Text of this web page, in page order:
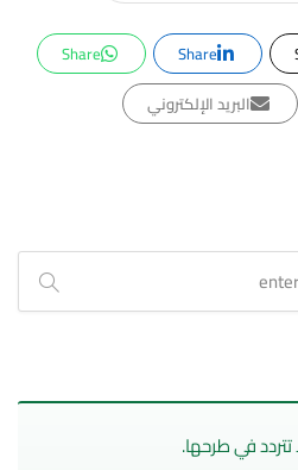
Share
Share
البريد الإلكتروني
تتردد في طرحها.